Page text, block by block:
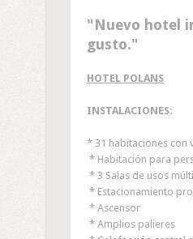
Nuevo hotel
gusto.
HOTEL POLANS
INSTALACIONES:
* 31 habitaciones con
* Habitación para
* 3 Salas de usos
* Estacionamiento
* Ascensor
* Amplios palieres